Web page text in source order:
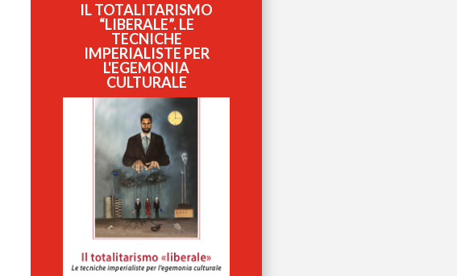
IL TOTALITARISMO
“LIBERALE”. LE
TECNICHE
IMPERIALISTE PER
L'EGEMONIA
CULTURALE